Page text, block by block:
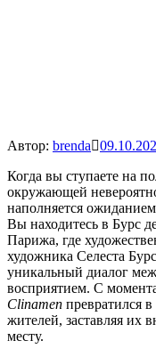
Автор: brenda
Когда вы ступаете на
окружающей
наполняется
Вы находитесь в Бурс
Парижа, где
художника Селеста
уникальный диалог
восприятием. С
Clinamen превратился
жителей, заставляя их
месту.